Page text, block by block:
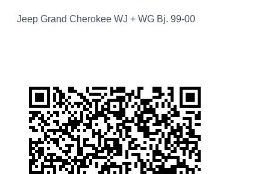
Jeep Grand Cherokee WJ + WG Bj. 99-00